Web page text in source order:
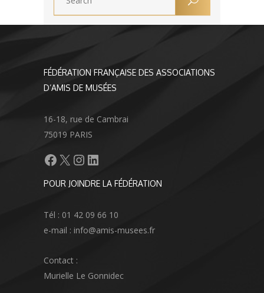
FÉDÉRATION FRANÇAISE DES ASSOCIATIONS
D’AMIS DE MUSÉES
16-18, rue de Cambrai
75019 PARIS
Facebook
X Instagram
LinkedIn
POUR JOINDRE LA FÉDÉRATION
Tél : 01 42 09 66 10
e-mail : info@amis-musees.fr
Contact :
Murielle Le Gonnidec